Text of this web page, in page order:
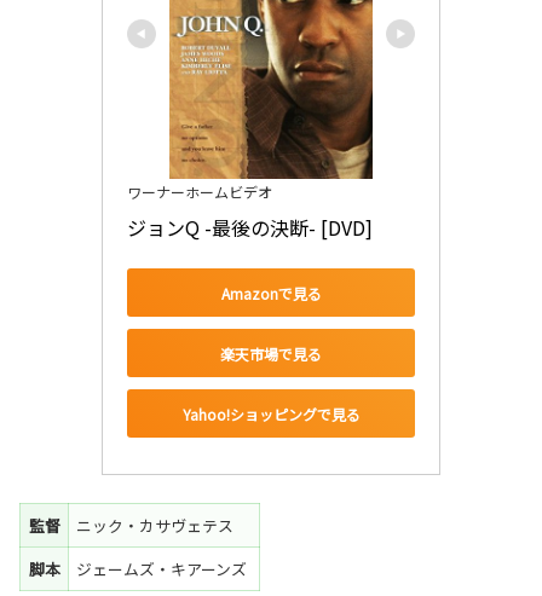
ワーナーホームビデオ
ジョンQ -最後の決断- [DVD]
Amazonで見る
楽天市場で見る
Yahoo!ショッピングで見る
監督
ニック・カサヴェテス
脚本
ジェームズ・キアーンズ